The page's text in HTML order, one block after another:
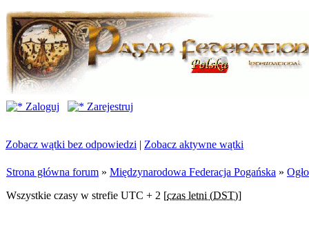
Zaloguj Zarejestruj
Zobacz wątki bez odpowiedzi | Zobacz aktywne wątki
Strona główna forum » Międzynarodowa Federacja Pogańska »
Wszystkie czasy w strefie UTC + 2 [czas letni (DST)]